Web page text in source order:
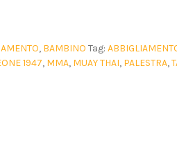
, BAMBINO Tag:
1947, MMA, MUAY THAI, PALESTRA,